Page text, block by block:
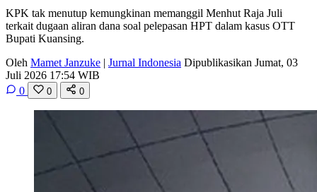
KPK tak menutup kemungkinan memanggil Menhut Raja Juli
terkait dugaan aliran dana soal pelepasan HPT dalam kasus OTT
Bupati Kuansing.
Oleh Mamet Janzuke | Jurnal Indonesia Dipublikasikan Jumat, 03
Juli 2026 17:54 WIB
0
0 0